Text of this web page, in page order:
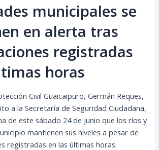
municipales se
en alerta tras
registradas
horas
Civil Guaicaipuro, Germán Reques,
a la Secretaría de Seguridad Ciudadana,
de este sábado 24 de junio que los ríos y
mantienen sus niveles a pesar de
registradas en las últimas horas.